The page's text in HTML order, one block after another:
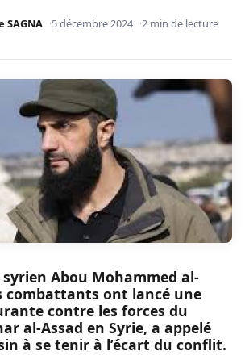
SAGNA 5 décembre 2024 2 min de lecture
Abou Mohammed al-
combattants ont lancé une
contre les forces du
al-Assad en Syrie, a appelé
à se tenir à l’écart du conflit.